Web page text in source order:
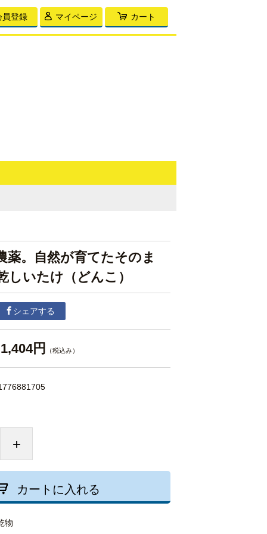
員登録 マイページ カート
薬。自然が育てたそのま
いたけ（どんこ）
シェアする
1,404円 （税込み）
+
カートに入れる
物